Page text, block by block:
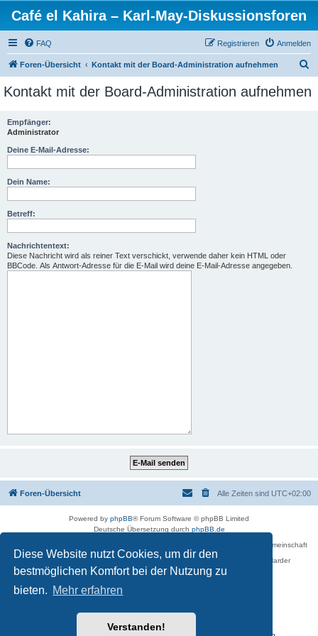
Diese Website nutzt Cookies, um dir den
bestmöglichen Komfort bei der Nutzung zu
bieten. Mehr erfahren
Verstanden!
Café el Kahira – Karl-May-Diskussionsforen
FAQ Anmelden
Registrieren
Foren-Übersicht Kontakt mit der Board-Administration aufnehmen
c
Kontakt mit der Board-Administration aufnehmen
Empfänger:
Administrator
Deine E-Mail-Adresse:
Dein Name:
Betreff:
Nachrichtentext:
Diese Nachricht wird als reiner Text verschickt, verwende daher kein HTML oder
BBCode. Als Antwort-Adresse für die E-Mail wird deine E-Mail-Adresse angegeben.
Foren-Übersicht Alle Zeiten sind UTC+02:00
Powered by phpBB® Forum Software © phpBB Limited
Deutsche Übersetzung durch phpBB.de
Betreiber des Forums für die Karl-May-Vereinigung – Arbeits- und Forschungsgemeinschaft
›Karl May‹ in Sachsen,
in Zusammenarbeit mit der Karl-May-Stiftung Radebeul bei Dresden: Ralf Harder
Impressum